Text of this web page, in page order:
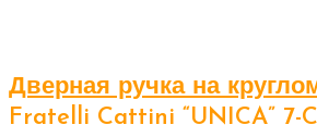
Дверная ручка на
Fratelli Cattini “UNICA” 7-